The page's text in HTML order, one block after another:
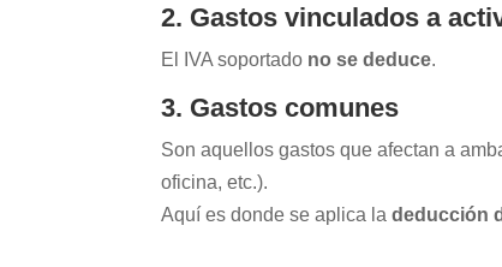
2. Gastos vinculados a
El IVA soportado no se deduce.
3. Gastos comunes
Son aquellos gastos que afectan a
oficina, etc.).
Aquí es donde se aplica ladeducción